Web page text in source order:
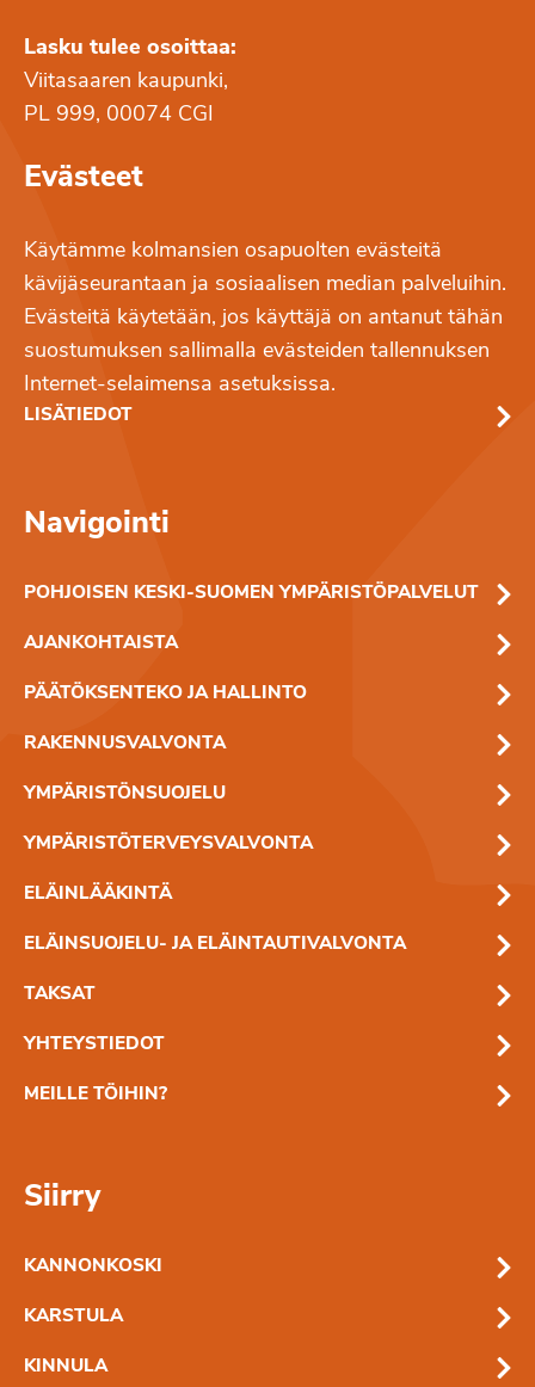
Lasku tulee osoittaa:
Viitasaaren kaupunki,
PL 999, 00074 CGI
Evästeet
Käytämme kolmansien osapuolten evästeitä
kävijäseurantaan ja sosiaalisen median palveluihin.
Evästeitä käytetään, jos käyttäjä on antanut tähän
suostumuksen sallimalla evästeiden tallennuksen
Internet-selaimensa asetuksissa.
LISÄTIEDOT
Navigointi
POHJOISEN KESKI-SUOMEN YMPÄRISTÖPALVELUT
AJANKOHTAISTA
PÄÄTÖKSENTEKO JA HALLINTO
RAKENNUSVALVONTA
YMPÄRISTÖNSUOJELU
YMPÄRISTÖTERVEYSVALVONTA
ELÄINLÄÄKINTÄ
ELÄINSUOJELU- JA ELÄINTAUTIVALVONTA
TAKSAT
YHTEYSTIEDOT
MEILLE TÖIHIN?
Siirry
KANNONKOSKI
KARSTULA
KINNULA